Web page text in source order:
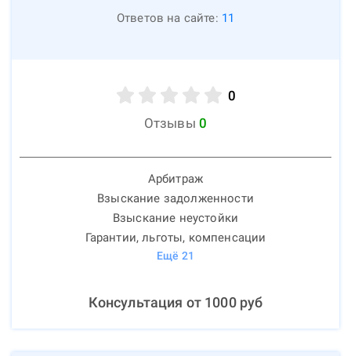
Ответов на сайте: 11
0
Отзывы 0
Арбитраж
Взыскание задолженности
Взыскание неустойки
Гарантии, льготы, компенсации
Ещё 21
Консультация от 1000руб